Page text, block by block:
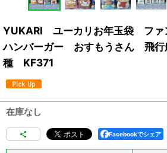
YUKARI ユーカリお年玉袋 ファ
ハンバーガー おすもうさん 飛
種 KF371
在庫なし
Facebookでシェア